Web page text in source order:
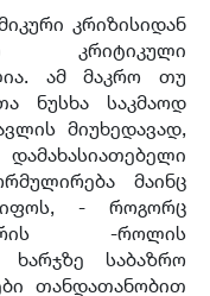
კრიზისიდან
კრიტიკული
ამ მაკრო თუ
ნუსხა საკმაოდ
მიუხედავად,
მაინც
- როგორც
-როლის
ხარჯზე საბაზრო
თანდათანობით